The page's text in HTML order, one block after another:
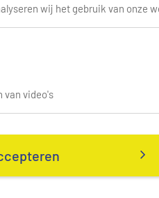
wij het gebruik van onze
van video's